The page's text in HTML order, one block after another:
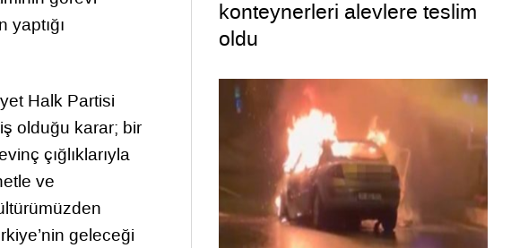
yaptığı
Halk Partisi
olduğu karar; bir
çığlıklarıyla
ve
geleceği
konteynerleri alevlere teslim
oldu